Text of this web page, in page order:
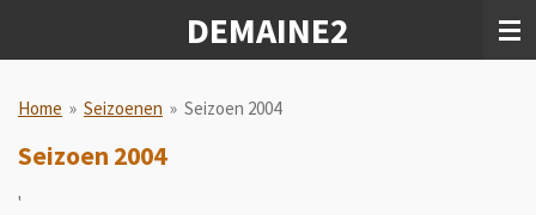
de
DEMAINE2
Home » Seizoenen » Seizoen 2004
Seizoen 2004
'